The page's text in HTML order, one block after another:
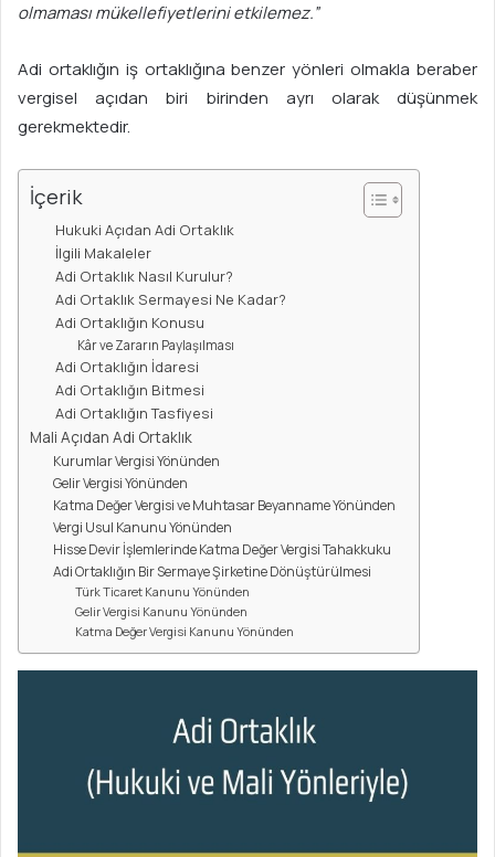
olmaması mükellefiyetlerini etkilemez.”
Adi ortaklığın iş ortaklığına benzer yönleri olmakla beraber
vergisel açıdan biri birinden ayrı olarak düşünmek
gerekmektedir.
İçerik
Hukuki Açıdan Adi Ortaklık
İlgili Makaleler
Adi Ortaklık Nasıl Kurulur?
Adi Ortaklık Sermayesi Ne Kadar?
Adi Ortaklığın Konusu
Kâr ve Zararın Paylaşılması
Adi Ortaklığın İdaresi
Adi Ortaklığın Bitmesi
Adi Ortaklığın Tasfiyesi
Mali Açıdan Adi Ortaklık
Kurumlar Vergisi Yönünden
Gelir Vergisi Yönünden
Katma Değer Vergisi ve Muhtasar Beyanname Yönünden
Vergi Usul Kanunu Yönünden
Hisse Devir İşlemlerinde Katma Değer Vergisi Tahakkuku
Adi Ortaklığın Bir Sermaye Şirketine Dönüştürülmesi
Türk Ticaret Kanunu Yönünden
Gelir Vergisi Kanunu Yönünden
Katma Değer Vergisi Kanunu Yönünden